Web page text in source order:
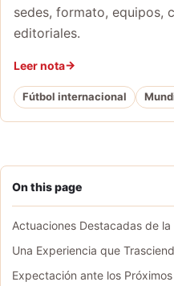
On this page
Actuaciones Destacadas de
Una Experiencia que
Expectación ante los
sedes, formato, equipos,
editoriales.
Leer nota
Fútbol internacional